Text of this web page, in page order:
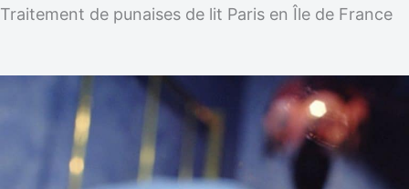
Traitement de punaises de lit Paris en Île de France